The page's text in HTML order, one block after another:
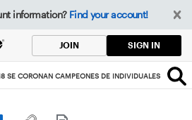
information? Find your account!
JOIN SIGN IN
SE CORONAN CAMPEONES DE INDIVIDUALES Y